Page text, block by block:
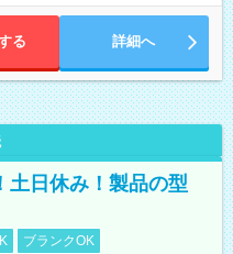
る 詳細へ
土日休み！製品の型
ブランクOK